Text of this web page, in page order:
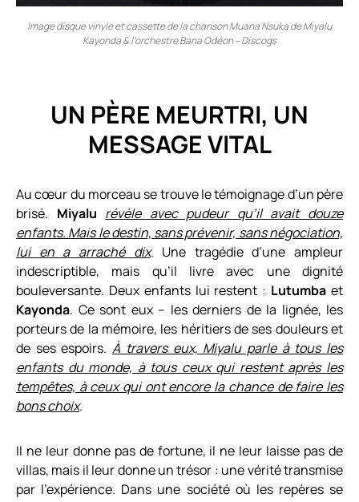
Image disque vinyle et cassette de la chanson Muana Nsuka de Miyalu
Kayonda & l’orchestre Bana Odéon – Discogs
UN PÈRE MEURTRI, UN
MESSAGE VITAL
Au cœur du morceau se trouve le témoignage d’un père
brisé. Miyalu révèle avec pudeur qu’il avait douze
enfants. Mais le destin, sans prévenir, sans négociation,
lui en a arraché dix. Une tragédie d’une ampleur
indescriptible, mais qu’il livre avec une dignité
bouleversante. Deux enfants lui restent : Lutumba et
Kayonda. Ce sont eux – les derniers de la lignée, les
porteurs de la mémoire, les héritiers de ses douleurs et
de ses espoirs.À travers eux, Miyalu parle à tous les
enfants du monde, à tous ceux qui restent après les
tempêtes, à ceux qui ont encore la chance de faire les
bons choix.
Il ne leur donne pas de fortune, il ne leur laisse pas de
villas, mais il leur donne un trésor : une vérité transmise
par l’expérience. Dans une société où les repères se